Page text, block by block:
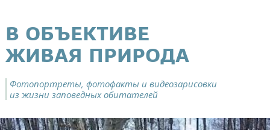
В ОБЪЕКТИВЕ
ЖИВАЯ ПРИРОДА
Фотопортреты, фотофакты и видеозарисовки
из жизни заповедных обитателей